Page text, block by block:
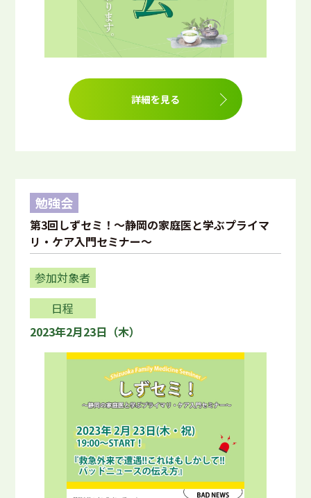
詳細を見る
勉強会
第3回しずセミ！～静岡の家庭医と学ぶプライマ
リ・ケア入門セミナー～
参加対象者
日程
2023年2月23日（木）